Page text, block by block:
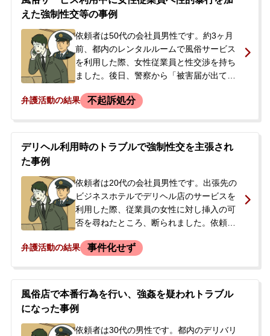
えた強制性交等の事例
依頼者は50代の会社員男性です。約3ヶ月
前、都内のレンタルルームで風俗サービス
を利用した際、女性従業員と性交渉を持ち
ました。後日、警察から「被害届が出てい
調べを受けました。依頼者は酔っていたこ
前科前歴がなく、今後の刑事手続きや処分
に強い不安を抱いた依頼者は、取調べ当日
ました。
弁護活動の結果 不起訴処分
デリヘル利用時のトラブルで強制性交を主張され
た事例
依頼者は20代の会社員男性です。出張先の
ビジネスホテルでデリヘル店のサービスを
利用した際、従業員の女性に対し挿入の可
否を尋ねたところ、断られました。依頼者
便に終了したと認識していました。しか
する内容を怒鳴られました。依頼者は恐怖
を感じ、ホテルのスタッフを介して対応し
ました。その後、相手方が警察を呼び、事
情聴取を受ける事態となりました。警察に
弁護活動の結果 事件化せず
風俗店で本番行為を行い、強姦を疑われトラブル
になった事例
依頼者は30代の男性です。都内のデリバリ